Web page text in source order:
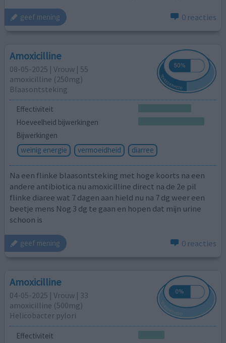
geef mening 0 reacties
Amoxicilline
08-05-2025 | Vrouw | 55
amoxicilline (250mg)
Blaasontsteking
Effectiviteit
Hoeveelheid bijwerkingen
Bijwerkingen
weinig energie
vermoeidheid diarree
Na een flinke blaasontsteking met hoge koorts na een
andere antibiotica nu amoxicilline direct na de 2e pil
flinke diaree wat 7 dagen aan hield nu na 7 dg weer een
beetje mens Nog 3 dg te gaan en hopen dat mijn urine
schoon is
geef mening 0 reacties
Amoxicilline
04-05-2025 | Vrouw | 33
amoxicilline (500mg)
Helicobacter pylori
Effectiviteit